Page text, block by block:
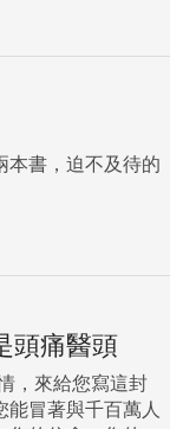
本書，迫不及待的
頭痛醫頭
冒著與千百萬人